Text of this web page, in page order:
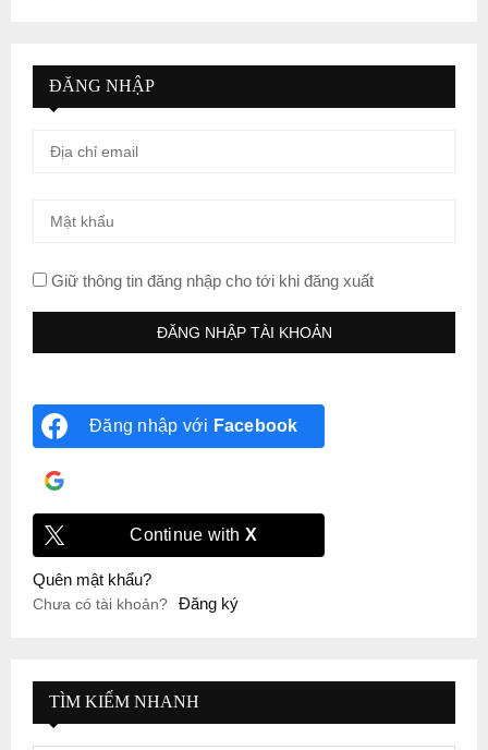
ĐĂNG NHẬP
Giữ thông tin đăng nhập cho tới khi đăng xuất
Đăng nhập với Facebook
Continue with X
Quên mật khẩu?
Chưa có tài khoản? Đăng ký
TÌM KIẾM NHANH